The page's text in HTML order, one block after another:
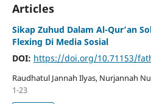
Articles
Sikap Zuhud Dalam Al-Qur’an
Flexing Di Media Sosial
DOI: https://doi.org/10.71153/
Raudhatul Jannah Ilyas, Nurjannah
1-23